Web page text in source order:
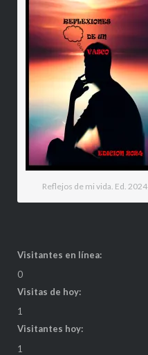
Reflejos de mi vida. Ed. 2024
Visitantes en línea:
0
Visitas de hoy:
1
Visitantes hoy:
1